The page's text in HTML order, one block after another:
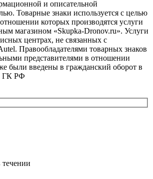
и описательной
Товарные знаки используется с целью
которых производятся услуги
магазином «Skupka-Dronov.ru». Услуги
центрах, не связанных с
Правообладателями товарных знаков
представителями в отношении
были введены в гражданский оборот в
ГК РФ